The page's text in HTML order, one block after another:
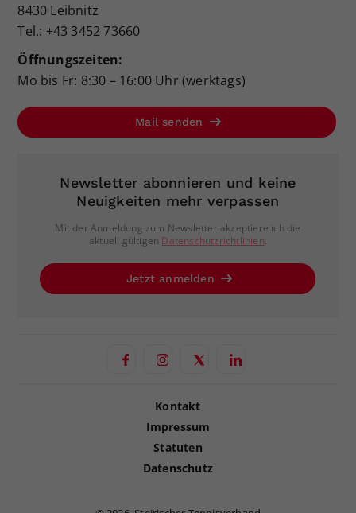
8430 Leibnitz
Tel.: +43 3452 73660
Öffnungszeiten:
Mo bis Fr: 8:30 – 16:00 Uhr (werktags)
Mail senden
Newsletter abonnieren und keine
Neuigkeiten mehr verpassen
Mit der Anmeldung zum Newsletter akzeptiere ich die
aktuell gültigen Datenschutzrichtlinien.
Jetzt anmelden
Kontakt
Impressum
Statuten
Datenschutz